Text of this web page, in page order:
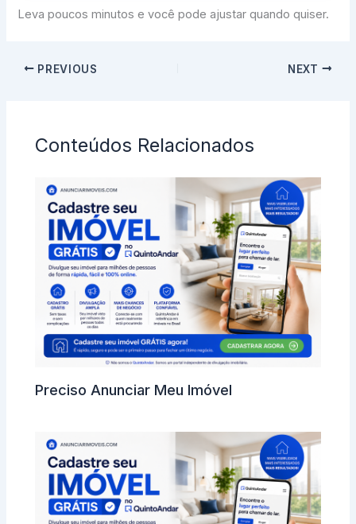
Leva poucos minutos e você pode ajustar quando quiser.
PREVIOUS NEXT
Conteúdos Relacionados
Preciso Anunciar Meu Imóvel